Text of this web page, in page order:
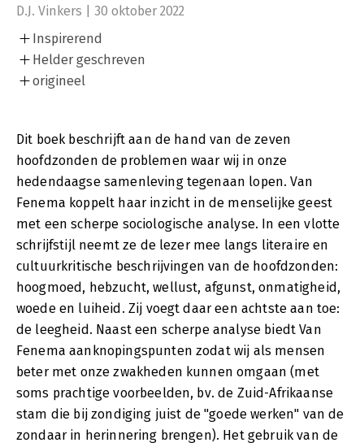
D.J. Vinkers | 30 oktober 2022
Inspirerend
Helder geschreven
origineel
Dit boek beschrijft aan de hand van de zeven
hoofdzonden de problemen waar wij in onze
hedendaagse samenleving tegenaan lopen. Van
Fenema koppelt haar inzicht in de menselijke geest
met een scherpe sociologische analyse. In een vlotte
schrijfstijl neemt ze de lezer mee langs literaire en
cultuurkritische beschrijvingen van de hoofdzonden:
hoogmoed, hebzucht, wellust, afgunst, onmatigheid,
woede en luiheid. Zij voegt daar een achtste aan toe:
de leegheid. Naast een scherpe analyse biedt Van
Fenema aanknopingspunten zodat wij als mensen
beter met onze zwakheden kunnen omgaan (met
soms prachtige voorbeelden, bv. de Zuid-Afrikaanse
stam die bij zondiging juist de "goede werken" van de
zondaar in herinnering brengen). Het gebruik van de